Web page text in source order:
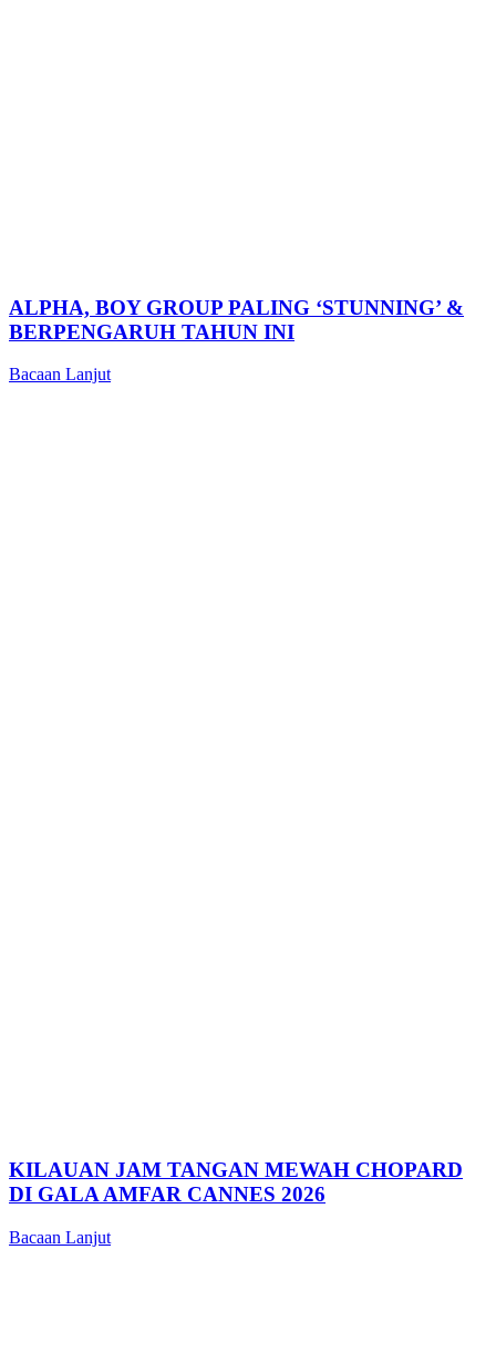
ALPHA, BOY GROUP PALING ‘STUNNING’ &
BERPENGARUH TAHUN INI
Bacaan Lanjut
KILAUAN JAM TANGAN MEWAH CHOPARD
DI GALA AMFAR CANNES 2026
Bacaan Lanjut